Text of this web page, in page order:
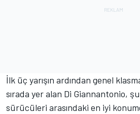
İlk üç yarışın ardından genel
sırada yer alan Di Giannantonio,
sürücüleri arasındaki en iyi